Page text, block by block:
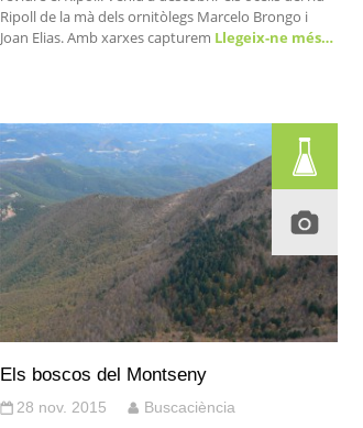
Ripoll de la mà dels ornitòlegs Marcelo Brongo i
Joan Elias. Amb xarxes capturem Llegeix-ne més…
Els boscos del Montseny
28 nov. 2015 Buscaciència